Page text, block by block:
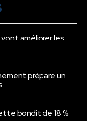
améliorer les
prépare un
bondit de 18 %